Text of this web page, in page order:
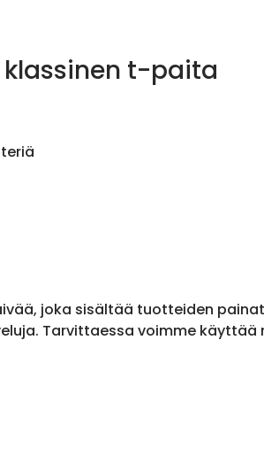
klassinen t-paita
joka sisältää tuotteiden
Tarvittaessa voimme